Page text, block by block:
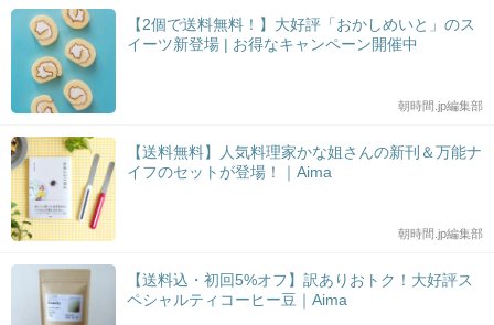
【2個で送料無料！】大好評「おかしめいと」のス
イーツ新登場 | お得なキャンペーン開催中
朝時間.jp編集部
【送料無料】人気料理家かな姐さんの新刊＆万能ナ
イフのセットが登場！｜Aima
朝時間.jp編集部
【送料込・初回5%オフ】訳ありおトク！大好評ス
ペシャルティコーヒー豆｜Aima